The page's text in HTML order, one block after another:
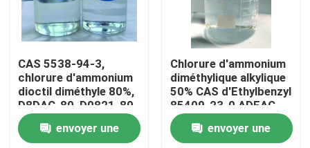
Accueil
A propos de nous
Contacts
CAS 5538-94-3,
chlorure d'ammonium
dioctil diméthyle 80%,
D8DAC-80, D0821-80
envoyer une
Chlorure d'ammonium
diméthylique alkylique
50% CAS d'Ethylbenzyl
85409-23-0 ADEAC-
50E, EBKC-50E
envoyer une